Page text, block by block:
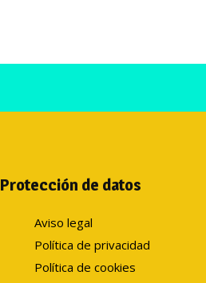
Protección de datos
Aviso legal
Política de privacidad
Política de cookies